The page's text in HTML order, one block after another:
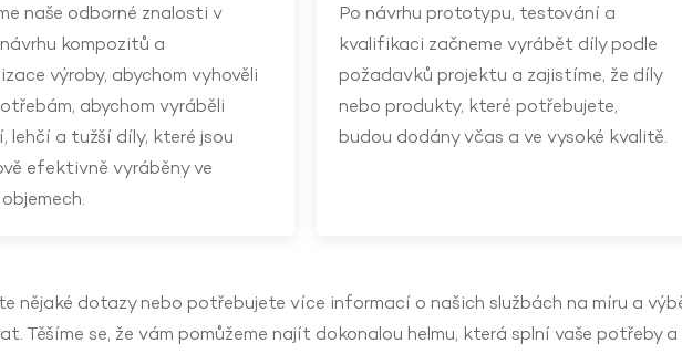
naše odborné znalosti v
kompozitů a
výroby, abychom vyhověli
abychom vyráběli
lehčí a tužší díly, které jsou
efektivně vyráběny ve
Po návrhu prototypu, testování a
kvalifikaci začneme vyrábět díly podle
požadavků projektu a zajistíme, že díly
nebo produkty, které potřebujete,
budou dodány včas a ve vysoké kvalitě.
nějaké dotazy nebo potřebujete více informací o našich službách na míru a
Těšíme se, že vám pomůžeme najít dokonalou helmu, která splní vaše potřeby